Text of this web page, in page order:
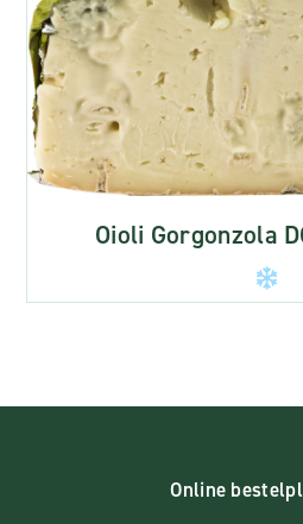
Oioli Gorgonzola
Online